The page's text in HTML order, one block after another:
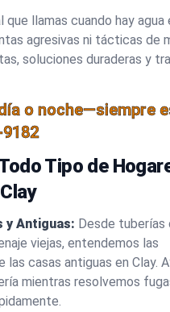
que llamas cuando hay agua
agresivas ni tácticas de
soluciones duraderas y
o noche—siempre
Tipo de
y Antiguas: Desde tuberías
viejas, entendemos las
las casas antiguas en Clay.
mientras resolvemos